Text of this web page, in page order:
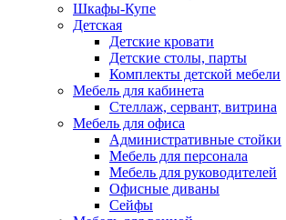
Шкафы-Купе
Детская
Детские кровати
Детские столы, парты
Комплекты детской мебели
Мебель для кабинета
Стеллаж, сервант, витрина
Мебель для офиса
Административные стойки
Мебель для персонала
Мебель для руководителей
Офисные диваны
Сейфы